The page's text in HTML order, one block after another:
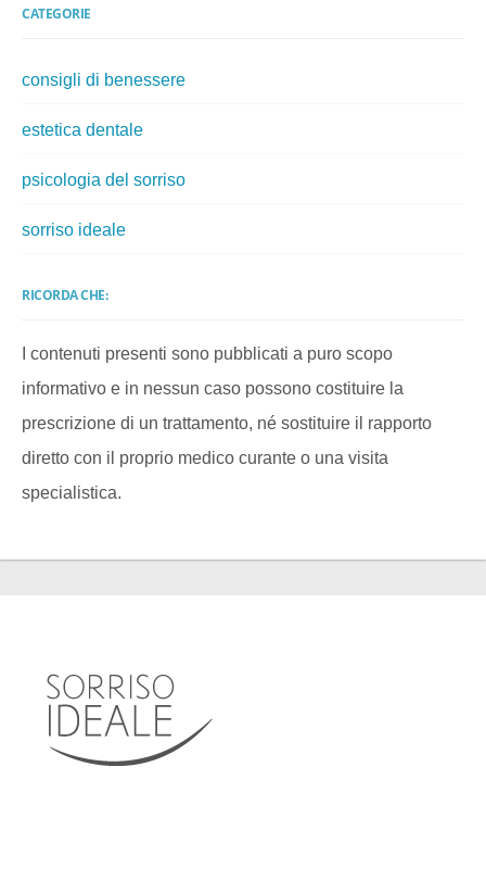
CATEGORIE
consigli di benessere
estetica dentale
psicologia del sorriso
sorriso ideale
RICORDA CHE:
I contenuti presenti sono pubblicati a puro scopo
informativo e in nessun caso possono costituire la
prescrizione di un trattamento, né sostituire il rapporto
diretto con il proprio medico curante o una visita
specialistica.